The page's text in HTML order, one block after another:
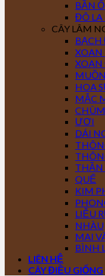
BẦN
ĐÔ LA
CÂY LÂM
BẠCH
XOAN
XOAN
HOA
MẮC
ƯƠI
DÁI
THẦN
QUẾ
KIM
LIỄU
NHÀU
MAI
BÌNH
LIÊN HỆ
CÂY ĐIỀU GIỐNG